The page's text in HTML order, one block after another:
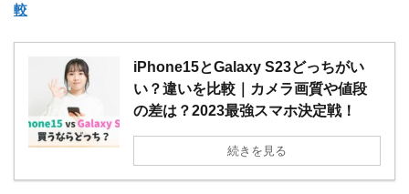
較
iPhone15とGalaxy S23どっちがい
い？違いを比較｜カメラ画質や値段
の差は？2023最強スマホ決定戦！
続きを見る